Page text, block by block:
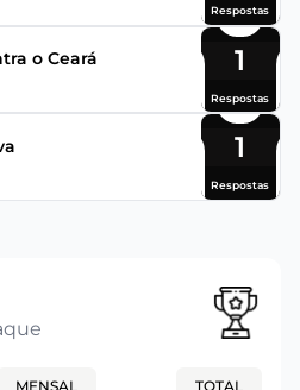
Respostas
o Ceará 1
Respostas
1
Respostas
MENSAL TOTAL